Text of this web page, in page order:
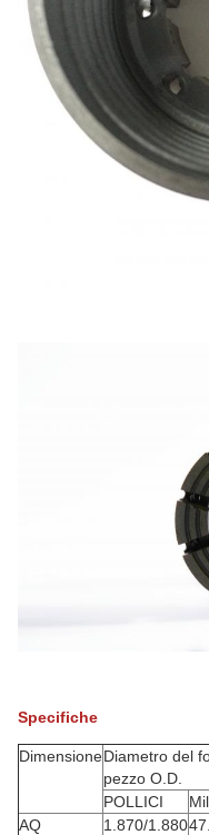
Specifiche
DimensioneDiametro del
pezzo O.D.
POLLICI
AQ
1.870/1.880